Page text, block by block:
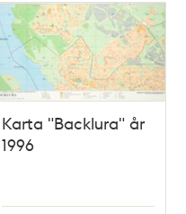
Karta "Backlura" år
1996